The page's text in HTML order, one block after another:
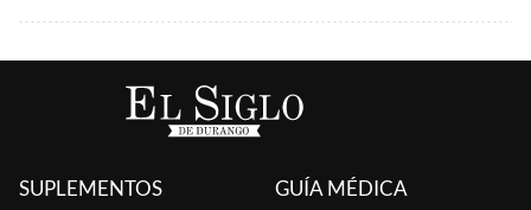
SUPLEMENTOS
GUÍA MÉDICA